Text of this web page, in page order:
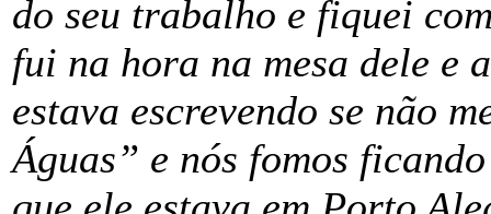
do seu trabalho e fiquei
fui na hora na mesa dele e
estava escrevendo se não
Águas” e nós fomos